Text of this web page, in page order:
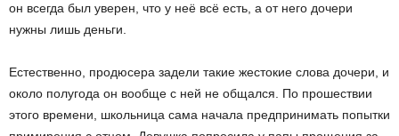
он всегда был уверен, что у неё всё есть, а от него дочери
нужны лишь деньги.
Естественно, продюсера задели такие жестокие слова дочери, и
около полугода он вообще с ней не общался. По прошествии
этого времени, школьница сама начала предпринимать попытки